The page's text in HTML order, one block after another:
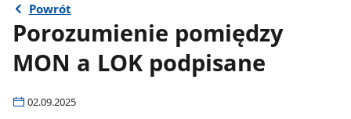
Powrót
Porozumienie pomiędzy
MON a LOK podpisane
02.09.2025